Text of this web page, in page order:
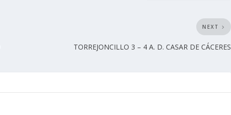
NEXT
TORREJONCILLO 3 – 4 A. D. CASAR DE CÁCERES